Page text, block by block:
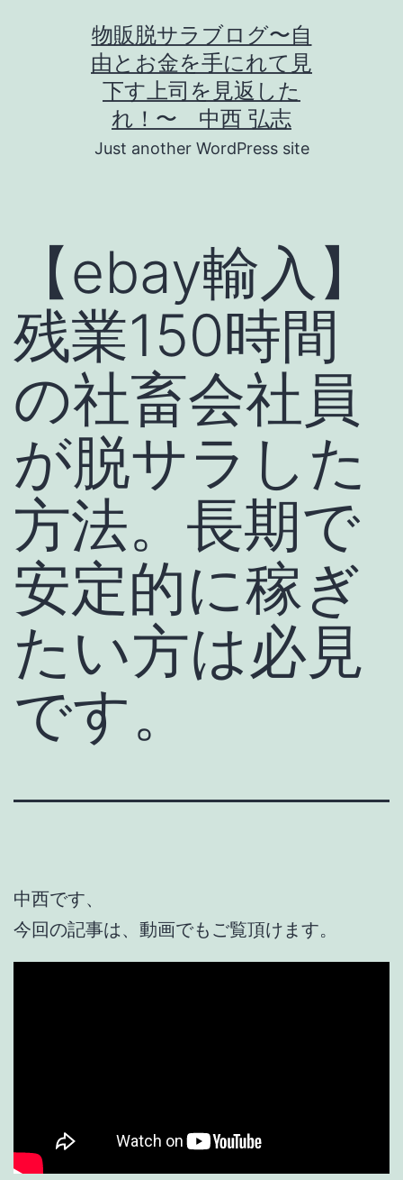
物販脱サラブログ〜自
由とお金を手にれて見
下す上司を見返した
れ！〜 中西 弘志
Just another WordPress site
【ebay輸入】
残業150時間
の社畜会社員
が脱サラした
方法。長期で
安定的に稼ぎ
たい方は必見
です。
中西です、
今回の記事は、動画でもご覧頂けます。